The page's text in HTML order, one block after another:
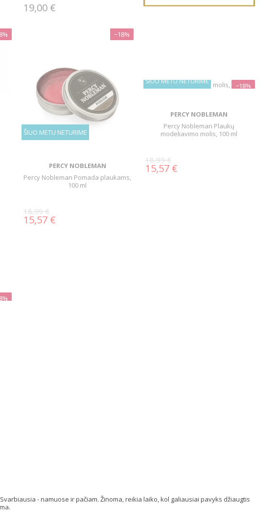
19,00 €
ŠIUO METU NETURIME
−18%
PERCY NOBLEMAN
Percy Nobleman Pomada plaukams,
100 ml
18,99 €
15,57 €
ŠIUO METU NETURIME
−18%
PERCY NOBLEMAN
Percy Nobleman Plaukų
modeliavimo molis, 100 ml
18,99 €
15,57 €
- namuose ir pačiam. Žinoma, reikia laiko, kol galiausiai pavyks džiaugtis